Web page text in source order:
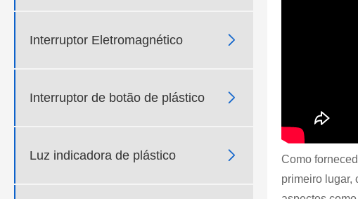
Interruptor Eletromagnético 
Interruptor de botão de plástico 
Luz indicadora de plástico 
Como
primeiro lugar,